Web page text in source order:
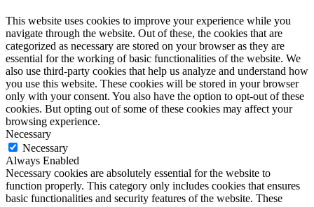
This website uses cookies to improve your experience while you
navigate through the website. Out of these, the cookies that are
categorized as necessary are stored on your browser as they are
essential for the working of basic functionalities of the website. We
also use third-party cookies that help us analyze and understand how
you use this website. These cookies will be stored in your browser
only with your consent. You also have the option to opt-out of these
cookies. But opting out of some of these cookies may affect your
browsing experience.
Necessary
Necessary
Always Enabled
Necessary cookies are absolutely essential for the website to
function properly. This category only includes cookies that ensures
basic functionalities and security features of the website. These